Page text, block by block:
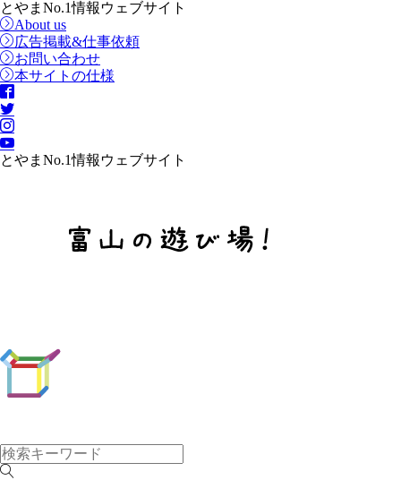
とやまNo.1情報ウェブサイト
About us
広告掲載&仕事依頼
お問い合わせ
本サイトの仕様
とやまNo.1情報ウェブサイト